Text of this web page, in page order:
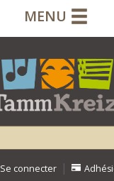
MENU
Se connecter |